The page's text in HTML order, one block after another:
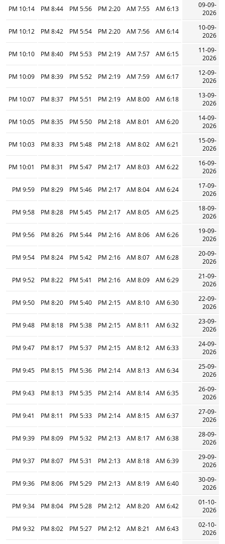
09-09-
2026
6:13 AM
7:55 AM
2:20 PM
5:56 PM
8:44 PM
10:14 PM
10-09-
2026
6:14 AM
7:56 AM
2:20 PM
5:54 PM
8:42 PM
10:12 PM
11-09-
2026
6:15 AM
7:57 AM
2:19 PM
5:53 PM
8:40 PM
10:10 PM
12-09-
2026
6:17 AM
7:59 AM
2:19 PM
5:52 PM
8:39 PM
10:09 PM
13-09-
2026
6:18 AM
8:00 AM
2:19 PM
5:51 PM
8:37 PM
10:07 PM
14-09-
2026
6:20 AM
8:01 AM
2:18 PM
5:50 PM
8:35 PM
10:05 PM
15-09-
2026
6:21 AM
8:02 AM
2:18 PM
5:48 PM
8:33 PM
10:03 PM
16-09-
2026
6:22 AM
8:03 AM
2:17 PM
5:47 PM
8:31 PM
10:01 PM
17-09-
2026
6:24 AM
8:04 AM
2:17 PM
5:46 PM
8:29 PM
9:59 PM
18-09-
2026
6:25 AM
8:05 AM
2:17 PM
5:45 PM
8:28 PM
9:58 PM
19-09-
2026
6:26 AM
8:06 AM
2:16 PM
5:44 PM
8:26 PM
9:56 PM
20-09-
2026
6:28 AM
8:07 AM
2:16 PM
5:42 PM
8:24 PM
9:54 PM
21-09-
2026
6:29 AM
8:09 AM
2:16 PM
5:41 PM
8:22 PM
9:52 PM
22-09-
2026
6:30 AM
8:10 AM
2:15 PM
5:40 PM
8:20 PM
9:50 PM
23-09-
2026
6:32 AM
8:11 AM
2:15 PM
5:38 PM
8:18 PM
9:48 PM
24-09-
2026
6:33 AM
8:12 AM
2:15 PM
5:37 PM
8:17 PM
9:47 PM
25-09-
2026
6:34 AM
8:13 AM
2:14 PM
5:36 PM
8:15 PM
9:45 PM
26-09-
2026
6:35 AM
8:14 AM
2:14 PM
5:35 PM
8:13 PM
9:43 PM
27-09-
2026
6:37 AM
8:15 AM
2:14 PM
5:33 PM
8:11 PM
9:41 PM
28-09-
2026
6:38 AM
8:17 AM
2:13 PM
5:32 PM
8:09 PM
9:39 PM
29-09-
2026
6:39 AM
8:18 AM
2:13 PM
5:31 PM
8:07 PM
9:37 PM
30-09-
2026
6:40 AM
8:19 AM
2:13 PM
5:29 PM
8:06 PM
9:36 PM
01-10-
2026
6:42 AM
8:20 AM
2:12 PM
5:28 PM
8:04 PM
9:34 PM
02-10-
2026
6:43 AM
8:21 AM
2:12 PM
5:27 PM
8:02 PM
9:32 PM